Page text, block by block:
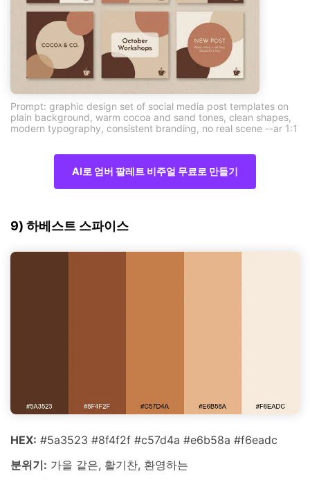
Prompt: graphic design set of social media post templates on
plain background, warm cocoa and sand tones, clean shapes,
modern typography, consistent branding, no real scene --ar 1:1
AI로 엄버 팔레트 비주얼 무료로 만들기
9) 하베스트 스파이스
HEX: #5a3523 #8f4f2f #c57d4a #e6b58a #f6eadc
분위기: 가을 같은, 활기찬, 환영하는